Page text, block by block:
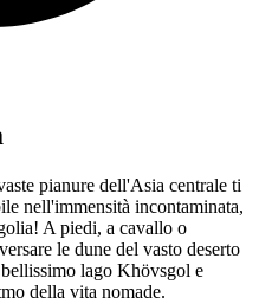
pianure dell'Asia centrale ti
nell'immensità incontaminata,
A piedi, a cavallo o
le dune del vasto deserto
lago Khövsgol e
della vita nomade.